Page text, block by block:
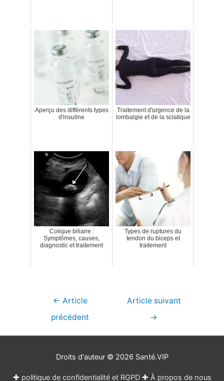
Aperçu des différents types
d'insuline
Traitement d'urgence de la
lombalgie et de la sciatique
Colique biliaire :
Symptômes, causes,
diagnostic et traitement
Types de ruptures du
tendon du biceps et
traitement
Navigation
← Article
précédent
Article suivant
→
Droits d'auteur © 2026 Santé.VIP
✚ politique de confidentialité et RGPD✚ À propos de nous